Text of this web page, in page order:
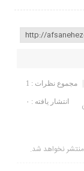
مجموع نظرات : 1
انتشار یافته : ۰
منتشر نخواهد شد.